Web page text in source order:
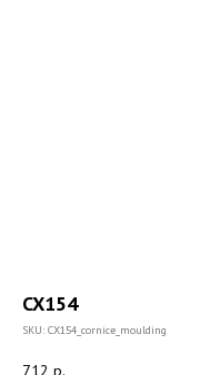
CX154
SKU: CX154_cornice_moulding
712 р.